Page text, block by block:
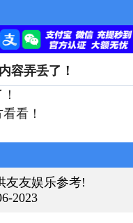
容弄丢了！
看！
友友娱乐参考!
2023